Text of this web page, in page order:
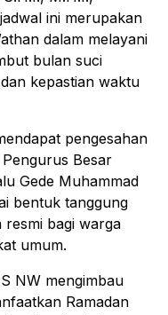
ini merupakan
dalam melayani
bulan suci
kepastian waktu
pengesahan
Besar
Gede Muhammad
bentuk tanggung
bagi warga
umum.
NW mengimbau
Ramadan